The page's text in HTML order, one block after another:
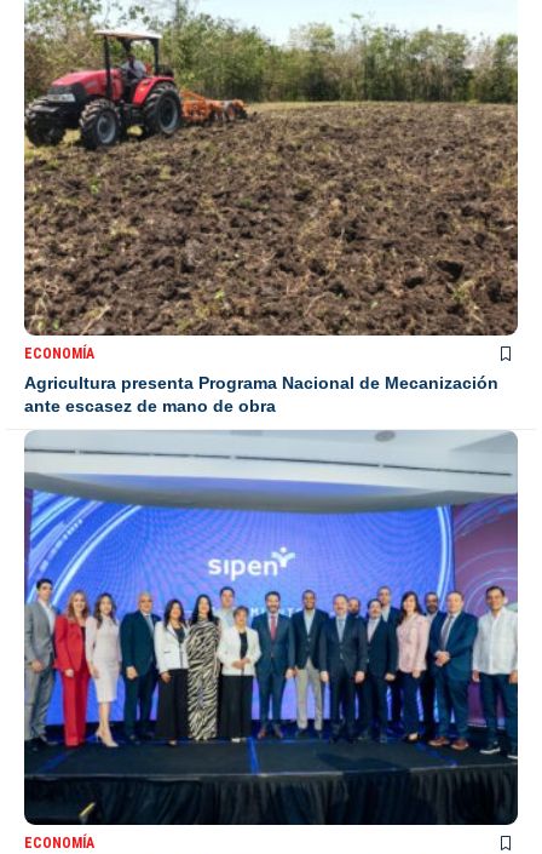
ECONOMÍA
Agricultura presenta Programa Nacional de Mecanización
ante escasez de mano de obra
ECONOMÍA